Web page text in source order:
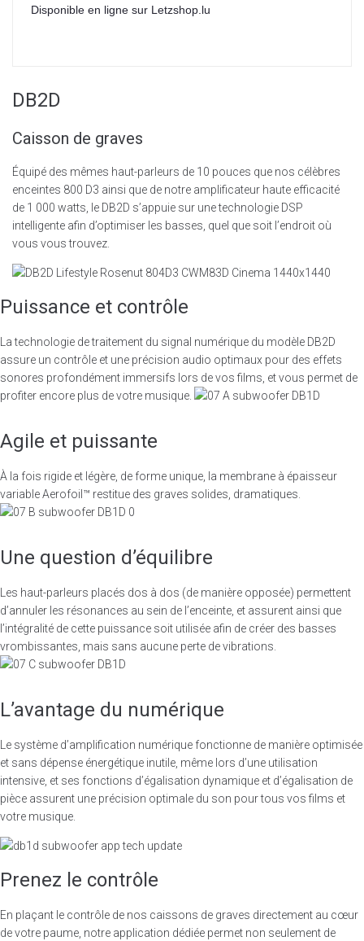
Disponible en ligne sur Letzshop.lu
DB2D
Caisson de graves
Équipé des mêmes haut-parleurs de 10 pouces que nos célèbres
enceintes 800 D3 ainsi que de notre amplificateur haute efficacité
de 1 000 watts, le DB2D s’appuie sur une technologie DSP
intelligente afin d’optimiser les basses, quel que soit l’endroit où
vous vous trouvez.
Puissance et contrôle
La technologie de traitement du signal numérique du modèle DB2D
assure un contrôle et une précision audio optimaux pour des effets
sonores profondément immersifs lors de vos films, et vous permet de
profiter encore plus de votre musique.
Agile et puissante
À la fois rigide et légère, de forme unique, la membrane à épaisseur
variable Aerofoil™ restitue des graves solides, dramatiques.
Une question d’équilibre
Les haut-parleurs placés dos à dos (de manière opposée) permettent
d’annuler les résonances au sein de l’enceinte, et assurent ainsi que
l’intégralité de cette puissance soit utilisée afin de créer des basses
vrombissantes, mais sans aucune perte de vibrations.
L’avantage du numérique
Le système d’amplification numérique fonctionne de manière optimisée
et sans dépense énergétique inutile, même lors d’une utilisation
intensive, et ses fonctions d’égalisation dynamique et d’égalisation de
pièce assurent une précision optimale du son pour tous vos films et
votre musique.
Prenez le contrôle
En plaçant le contrôle de nos caissons de graves directement au cœur
de votre paume, notre application dédiée permet non seulement de